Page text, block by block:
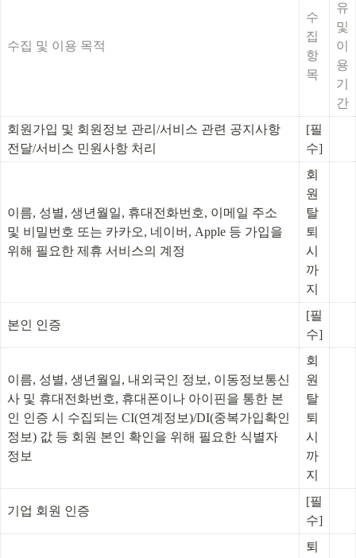
수집 및 이용 목적
수
집
항
목
유
및
이
용
기
간
회원가입 및 회원정보 관리/서비스 관련 공지사항
전달/서비스 민원사항 처리
[필
수]
이름, 성별, 생년월일, 휴대전화번호, 이메일 주소
및 비밀번호 또는 카카오, 네이버, Apple 등 가입을
위해 필요한 제휴 서비스의 계정
회
원
탈
퇴
시
까
지
본인 인증
[필
수]
이름, 성별, 생년월일, 내외국인 정보, 이동정보통신
사 및 휴대전화번호, 휴대폰이나 아이핀을 통한 본
인 인증 시 수집되는 CI(연계정보)/DI(중복가입확인
정보) 값 등 회원 본인 확인을 위해 필요한 식별자
정보
회
원
탈
퇴
시
까
지
기업 회원 인증
[필
수]
퇴